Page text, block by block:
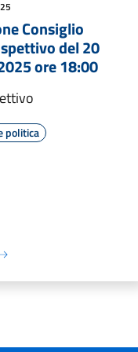
Consiglio
del 20
ore 18:00
politica